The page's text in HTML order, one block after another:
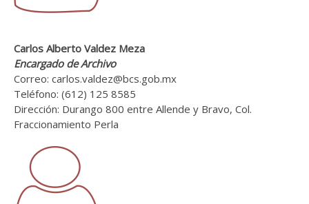
Carlos Alberto Valdez Meza
Encargado de Archivo
Correo: carlos.valdez@bcs.gob.mx
Teléfono: (612) 125 8585
Dirección: Durango 800 entre Allende y Bravo, Col.
Fraccionamiento Perla